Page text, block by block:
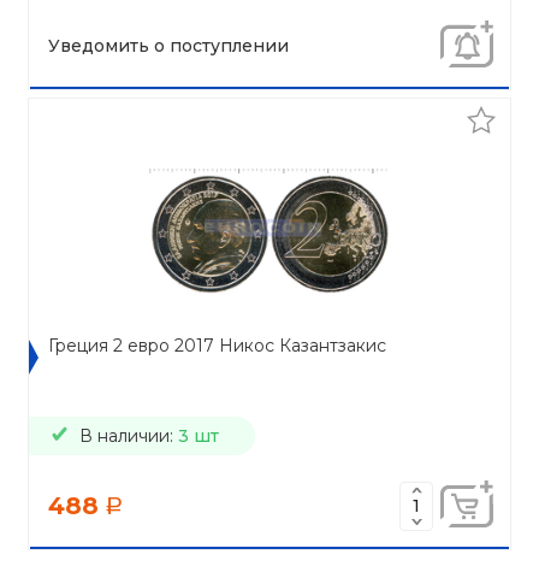
Уведомить о поступлении
Греция 2 евро 2017 Никос Казантзакис
В наличии: 3 шт
488 a